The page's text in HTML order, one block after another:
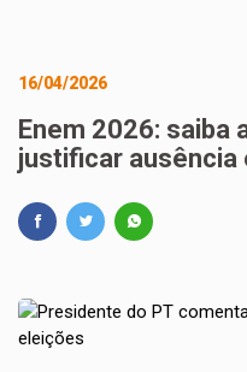
16/04/2026
Enem 2026: saiba
justificar ausência